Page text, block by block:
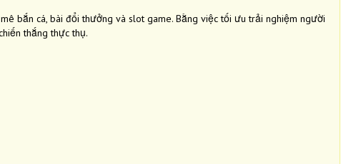
bắn cá, bài đổi thưởng và slot game. Bằng việc tối ưu trải nghiệm người
thắng thực thụ.